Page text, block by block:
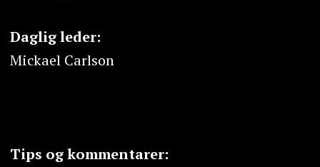
Daglig leder:
Mickael Carlson
Tips og kommentarer: